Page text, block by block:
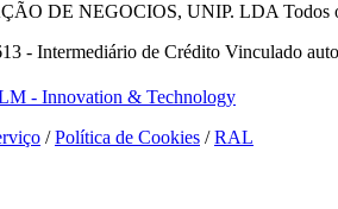
DE NEGOCIOS, UNIP. LDA Todos
- Intermediário de Crédito Vinculado
- Innovation & Technology
/Política de Cookies /RAL